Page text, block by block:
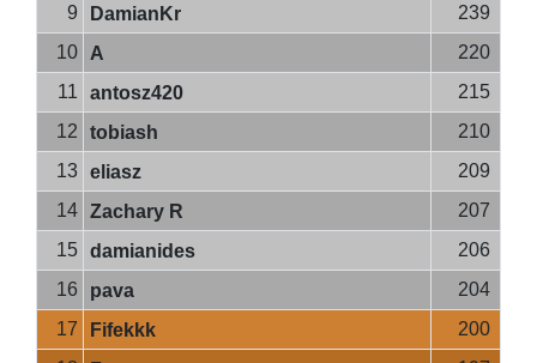
9 DamianKr
239
10
A
220
11
antosz420
215
12
tobiash
210
13 eliasz
209
14 Zachary R
207
15 damianides
206
16
pava
204
17
Fifekkk
200